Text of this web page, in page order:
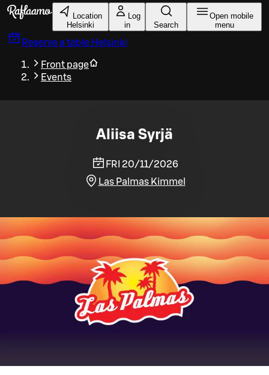
Skip to main content
Location
Helsinki
Log
in
Search
Open mobile
menu
Reserve a table Helsinki
Front page
Events
Aliisa Syrjä
FRI 20/11/2026
Las Palmas Kimmel